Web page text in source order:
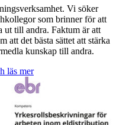
Vi söker
som brinner för att
ut till andra. Faktum är att
att det bästa sättet att stärka
kunskap till andra.
läs mer